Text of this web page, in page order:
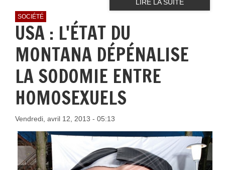
LIRE LA SUITE
SOCIÉTÉ
USA : L'ÉTAT DU
MONTANA DÉPÉNALISE
LA SODOMIE ENTRE
HOMOSEXUELS
Vendredi, avril 12, 2013 - 05:13